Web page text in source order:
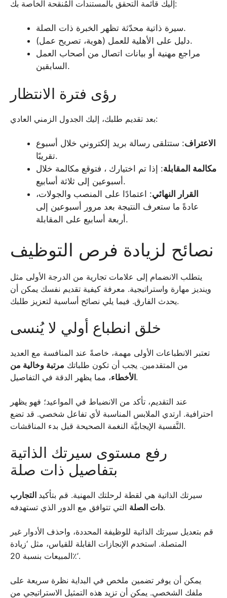
إليك قائمة التحقق بالمستندات المُنقحة الخاصة بك:
سيرة ذاتية محدّثة تظهر الخبرة ذات الصلة.
دليل على الأهلية للعمل (هوية، تصريح عمل).
مراجع مهنية أو بيانات اتصال من أصحاب العمل
السابقين.
رؤى فترة الانتظار
بعد تقديم طلبك، إليك الجدول الزمني العادي:
الاعتراف: ستتلقى رسالة بريد إلكتروني خلال أسبوع
تقريبًا.
مكالمة المقابلة: إذا تم اختيارك ، فتوقع مكالمة خلال
أسبوعين إلى ثلاثة أسابيع.
القرار النهائي: اعتمادًا على المنصب والجولات،
عادةً ما ستعرف النتيجة بعد مرور أسبوعين إلى
أربعة أسابيع على المقابلة.
نصائح لزيادة فرص التوظيف
يتطلب الانضمام إلى علامات تجارية من الدرجة الأولى مثل
وينديز مهارة واستراتيجية. معرفة كيفية تقديم نفسك يمكن أن
يحدث الفارق. فيما يلي نصائح أساسية لتعزيز طلبك.
خلق انطباع أولي لا يُنسى
تعتبر الانطباعات الأولى مهمة، خاصةً عند المنافسة مع العديد
من المتقدمين. يجب أن تكون طلباتك مرتبة وخالية من
الأخطاء، مما يظهر الدقة في التفاصيل.
عند التقديم، تأكد من الانضباط في المواعيد؛ فهو يظهر
احترافية. ارتدي الملابس المناسبة لأي تفاعل شخصي. قد تضع
النَّفسية الإيجابيَّة النغمة الصحيحة قبل بدء المناقشات.
رفع مستوى سيرتك الذاتية
بتفاصيل ذات صلة
سيرتك الذاتية هي لقطة لرحلتك المهنية. قم بتأكيد التجارب
ذات الصلةالتي تتوافق مع الدور الذي تستهدفه.
قم بتعديل سيرتك الذاتية للوظيفة المحددة، واحذف الأدوار غير
المتصلة. استخدم الإنجازات القابلة للقياس، مثل ‘زيادة
المبيعات بنسبة 20٪’.
يمكن أن يوفر تضمين ملخص في البداية نظرة سريعة على
ملفك الشخصي. يمكن أن تزيد هذه التمثيل الاستراتيجي من